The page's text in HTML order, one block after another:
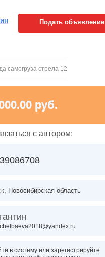
Подать объявление
самогруза стрела 12 тонн
руб.
с автором:
Новосибирская область
в систему или зарегистрируйте